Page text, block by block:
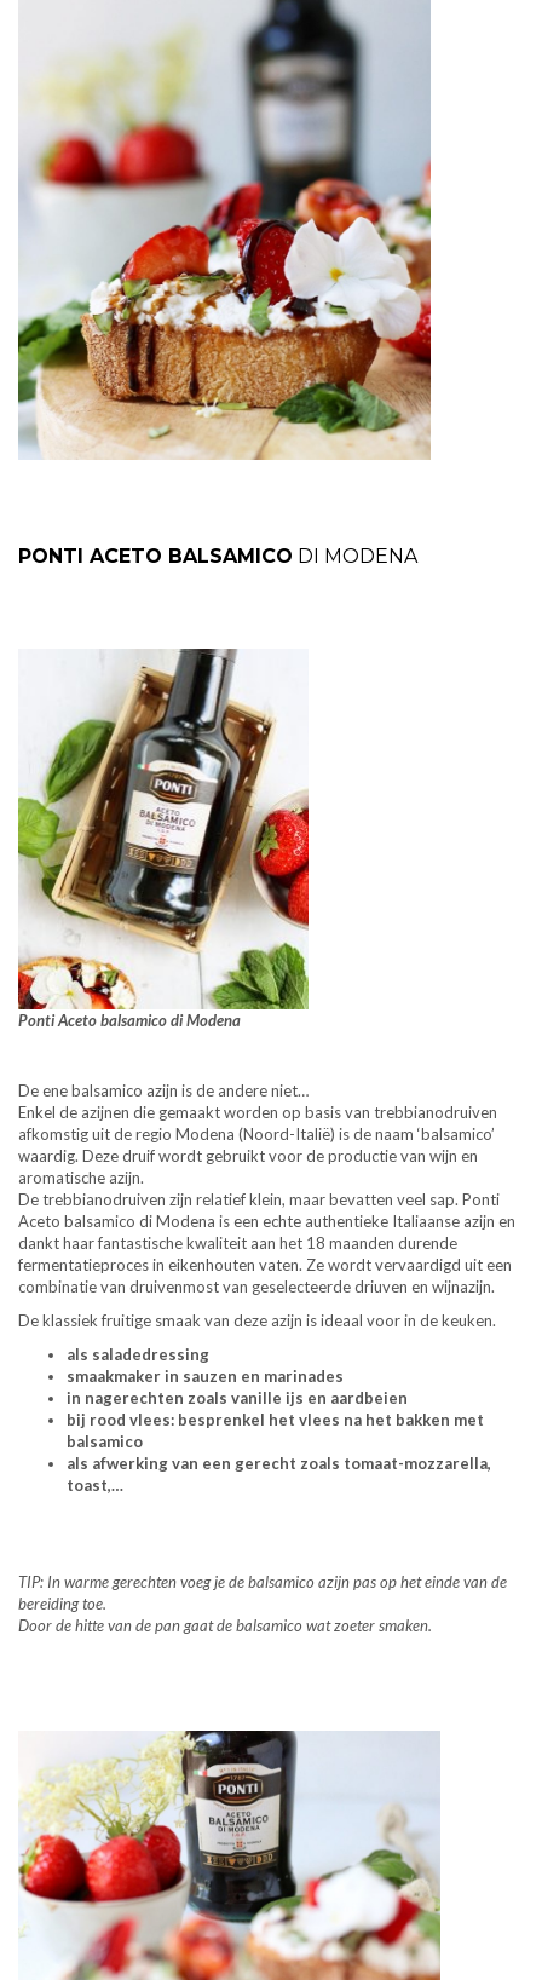
PONTI ACETO BALSAMICO DI MODENA
Ponti Aceto balsamicodi Modena
De ene balsamico azijn is de andere niet…
Enkel de azijnen die gemaakt worden op basis van trebbianodruiven
afkomstig uit de regio Modena (Noord-Italië) is de naam ‘balsamico’
waardig. Deze druif wordt gebruikt voor de productie van wijn en
aromatische azijn.
De trebbianodruiven zijn relatief klein, maar bevatten veel sap. Ponti
Aceto balsamico di Modena is een echte authentieke Italiaanse azijn en
dankt haar fantastische kwaliteit aan het 18 maanden durende
fermentatieproces in eikenhouten vaten. Ze wordt vervaardigd uit een
combinatie van druivenmost van geselecteerde driuven en wijnazijn.
De klassiek fruitige smaak van deze azijn is ideaal voor in de keuken.
als saladedressing
smaakmaker in sauzen en marinades
in nagerechten zoals vanille ijs en aardbeien
bij rood vlees: besprenkel het vlees na het bakken met
balsamico
als afwerking van een gerecht zoals tomaat-mozzarella,
toast,…
TIP: In warme gerechten voeg je de balsamico azijn pas op het einde van de
bereiding toe.
Door de hitte van de pan gaat de balsamico wat zoeter smaken.